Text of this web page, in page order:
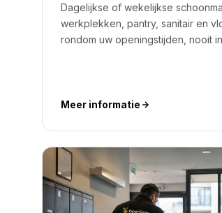
Dagelijkse of wekelijkse
werkplekken, pantry, sanitair en
rondom uw openingstijden, nooit
Meer informatie